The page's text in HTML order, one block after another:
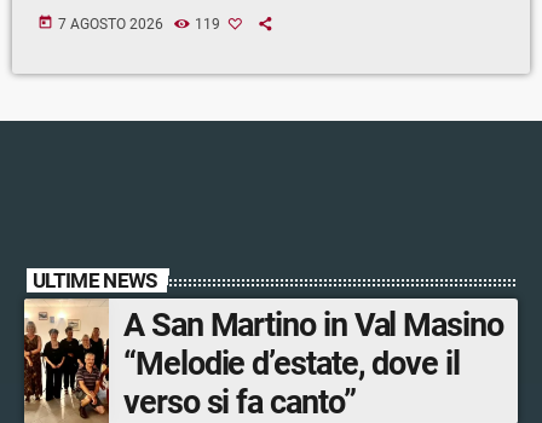
today 7 AGOSTO 2026 119
ULTIME NEWS
A San Martino in Val Masino
“Melodie d’estate, dove il
verso si fa canto”